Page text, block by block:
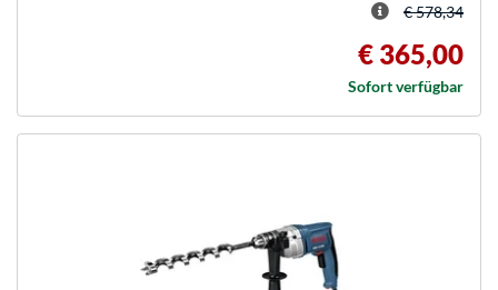
€ 578,34
€ 365,00
Sofort verfügbar